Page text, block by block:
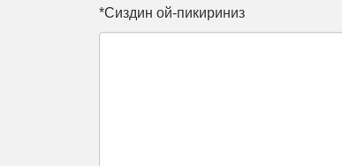
*Сиздин ой-пикириниз